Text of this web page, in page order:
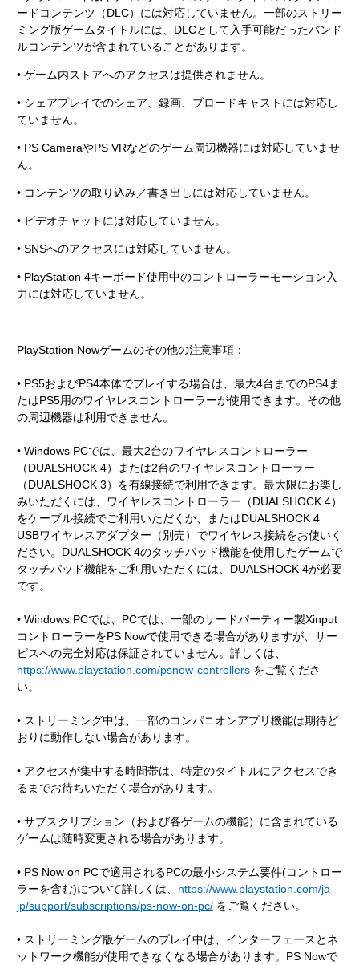
ードコンテンツ（DLC）には対応していません。一部のストリー
ミング版ゲームタイトルには、DLCとして入手可能だったバンド
ルコンテンツが含まれていることがあります。
• ゲーム内ストアへのアクセスは提供されません。
• シェアプレイでのシェア、録画、ブロードキャストには対応し
ていません。
• PS CameraやPS VRなどのゲーム周辺機器には対応していませ
ん。
• コンテンツの取り込み／書き出しには対応していません。
• ビデオチャットには対応していません。
• SNSへのアクセスには対応していません。
• PlayStation 4キーボード使用中のコントローラーモーション入
力には対応していません。
PlayStation Nowゲームのその他の注意事項：
• PS5およびPS4本体でプレイする場合は、最大4台までのPS4ま
たはPS5用のワイヤレスコントローラーが使用できます。その他
の周辺機器は利用できません。
• Windows PCでは、最大2台のワイヤレスコントローラー
（DUALSHOCK 4）または2台のワイヤレスコントローラー
（DUALSHOCK 3）を有線接続で利用できます。最大限にお楽し
みいただくには、ワイヤレスコントローラー（DUALSHOCK 4）
をケーブル接続でご利用いただくか、またはDUALSHOCK 4
USBワイヤレスアダプター（別売）でワイヤレス接続をお使いく
ださい。DUALSHOCK 4のタッチパッド機能を使用したゲームで
タッチパッド機能をご利用いただくには、DUALSHOCK 4が必要
です。
• Windows PCでは、PCでは、一部のサードパーティー製Xinput
コントローラーをPS Nowで使用できる場合がありますが、サー
ビスへの完全対応は保証されていません。詳しくは、
https://www.playstation.com/psnow-controllers をご覧くださ
い。
• ストリーミング中は、一部のコンパニオンアプリ機能は期待ど
おりに動作しない場合があります。
• アクセスが集中する時間帯は、特定のタイトルにアクセスでき
るまでお待ちいただく場合があります。
• サブスクリプション（および各ゲームの機能）に含まれている
ゲームは随時変更される場合があります。
• PS Now on PCで適用されるPCの最小システム要件(コントロー
ラーを含む)について詳しくは、 https://www.playstation.com/ja-
jp/support/subscriptions/ps-now-on-pc/ をご覧ください。
• ストリーミング版ゲームのプレイ中は、インターフェースとネ
ットワーク機能が使用できなくなる場合があります。PS Nowで